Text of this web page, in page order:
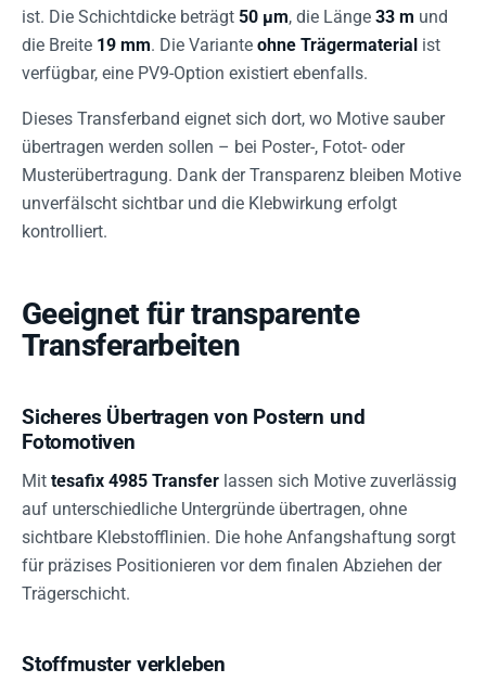
ist. Die Schichtdicke beträgt 50 µm, die Länge 33 m und
die Breite 19 mm. Die Variante ohne Trägermaterial ist
verfügbar, eine PV9-Option existiert ebenfalls.
Dieses Transferband eignet sich dort, wo Motive sauber
übertragen werden sollen – bei Poster-, Fotot- oder
Musterübertragung. Dank der Transparenz bleiben Motive
unverfälscht sichtbar und die Klebwirkung erfolgt
kontrolliert.
Geeignet für transparente
Transferarbeiten
Sicheres Übertragen von Postern und
Fotomotiven
Mit tesafix 4985 Transfer lassen sich Motive zuverlässig
auf unterschiedliche Untergründe übertragen, ohne
sichtbare Klebstofflinien. Die hohe Anfangshaftung sorgt
für präzises Positionieren vor dem finalen Abziehen der
Trägerschicht.
Stoffmuster verkleben